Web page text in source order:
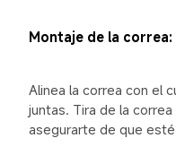
Montaje de la correa:
Alinea la correa con el
juntas. Tira de la
asegurarte de que